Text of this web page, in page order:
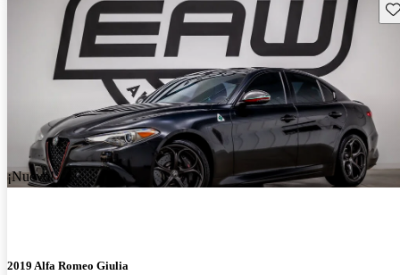
¡Nuevo!
2019 Alfa Romeo Giulia